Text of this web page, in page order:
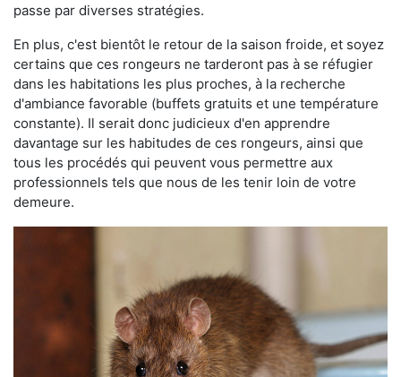
passe par diverses stratégies.
En plus, c'est bientôt le retour de la saison froide, et soyez
certains que ces rongeurs ne tarderont pas à se réfugier
dans les habitations les plus proches, à la recherche
d'ambiance favorable (buffets gratuits et une température
constante). Il serait donc judicieux d'en apprendre
davantage sur les habitudes de ces rongeurs, ainsi que
tous les procédés qui peuvent vous permettre aux
professionnels tels que nous de les tenir loin de votre
demeure.